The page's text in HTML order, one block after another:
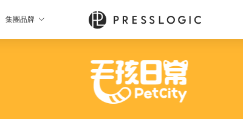
集團品牌